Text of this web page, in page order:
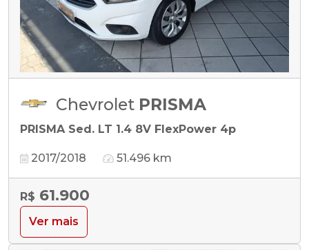
Chevrolet PRISMA
PRISMA Sed. LT 1.4 8V FlexPower 4p
2017/2018 51.496 km
R$ 61.900
Ver mais